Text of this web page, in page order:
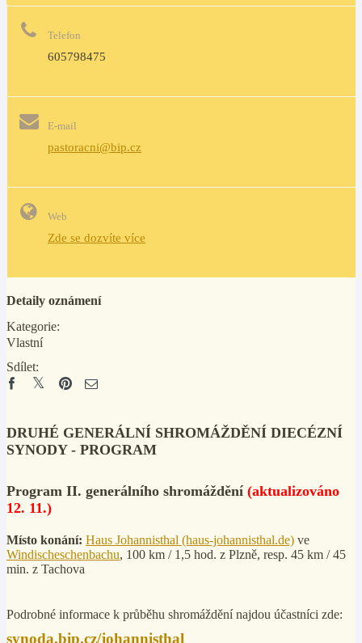
Telefon
605798475
E-mail
pastoracni@bip.cz
Web
Zde se dozvíte více
Detaily oznámení
Kategorie:
Vlastní
Sdílet:
DRUHÉ GENERÁLNÍ SHROMÁŽDĚNÍ DIECÉZNÍ
SYNODY - PROGRAM
Program II. generálního shromáždění (aktualizováno
12. 11.)
Místo konání: Haus Johannisthal (haus-johannisthal.de) ve
Windischeschenbachu, 100 km / 1,5 hod. z Plzně, resp. 45 km / 45
min. z Tachova
Podrobné informace k průběhu shromáždění najdou účastníci zde:
synoda.bip.cz/johannisthal